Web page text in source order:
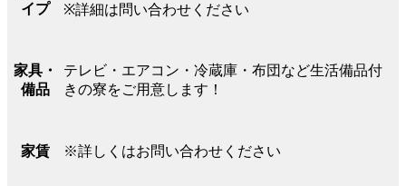
イプ
※詳細は問い合わせください
家具・
備品
テレビ・エアコン・冷蔵庫・布団など生活備品付
きの寮をご用意します！
家賃 ※詳しくはお問い合わせください